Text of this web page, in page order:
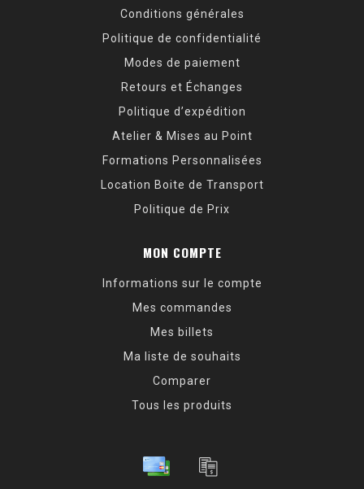
Conditions générales
Politique de confidentialité
Modes de paiement
Retours et Échanges
Politique d’expédition
Atelier & Mises au Point
Formations Personnalisées
Location Boite de Transport
Politique de Prix
MON COMPTE
Informations sur le compte
Mes commandes
Mes billets
Ma liste de souhaits
Comparer
Tous les produits